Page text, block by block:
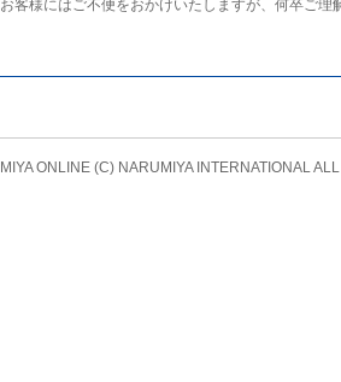
お客様にはご不便をおかけいたしますが、何卒ご理